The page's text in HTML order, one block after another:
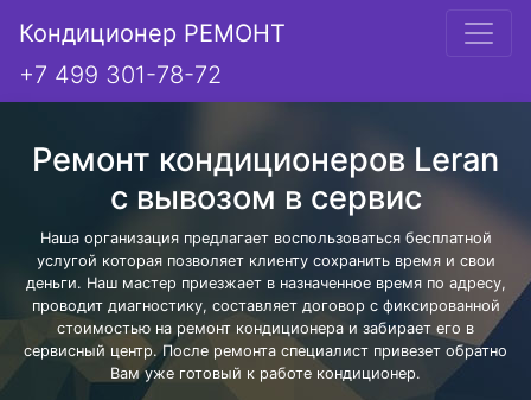
Кондиционер РЕМОНТ
+7 499 301-78-72
Ремонт кондиционеров Leran
с вывозом в сервис
Наша организация предлагает воспользоваться бесплатной
услугой которая позволяет клиенту сохранить время и свои
деньги. Наш мастер приезжает в назначенное время по адресу,
проводит диагностику, составляет договор с фиксированной
стоимостью на ремонт кондиционера и забирает его в
сервисный центр. После ремонта специалист привезет обратно
Вам уже готовый к работе кондиционер.